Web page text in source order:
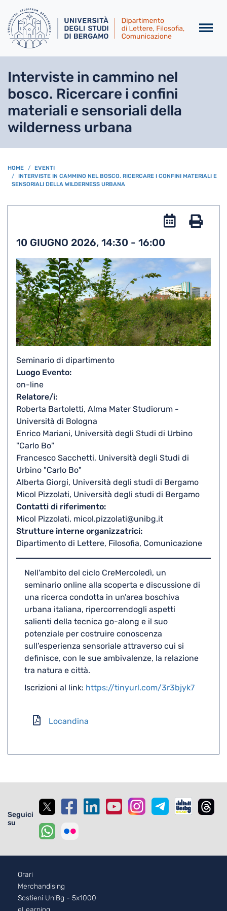
Interviste in cammino nel
bosco. Ricercare i confini
materiali e sensoriali della
wilderness urbana
BREADCRUMB
HOME
EVENTI
INTERVISTE IN CAMMINO NEL BOSCO. RICERCARE I CONFINI MATERIALI E
SENSORIALI DELLA WILDERNESS URBANA
Add
10 GIUGNO 2026, 14:30 - 16:00
Seminario di dipartimento
Luogo Evento
on-line
Relatore/i
Roberta Bartoletti, Alma Mater Studiorum -
Università di Bologna
Enrico Mariani, Università degli Studi di Urbino
"Carlo Bo"
Francesco Sacchetti, Università degli Studi di
Urbino "Carlo Bo"
Alberta Giorgi, Università degli studi di Bergamo
Micol Pizzolati, Università degli studi di Bergamo
Contatti di riferimento
Micol Pizzolati, micol.pizzolati@unibg.it
Strutture interne organizzatrici
Dipartimento di Lettere, Filosofia, Comunicazione
Nell'ambito del ciclo CreMercoledì, un
seminario online alla scoperta e discussione di
una ricerca condotta in un’area boschiva
urbana italiana, ripercorrendogli aspetti
salienti della tecnica go-along e il suo
potenziale per costruire conoscenza
sull’esperienza sensoriale attraverso cui si
definisce, con le sue ambivalenze, la relazione
tra natura e città.
Iscrizioni al link: https://tinyurl.com/3r3bjyk7
Locandina
Seguici
su
Footer - 2
Orari
Merchandising
Sostieni UniBg - 5x1000